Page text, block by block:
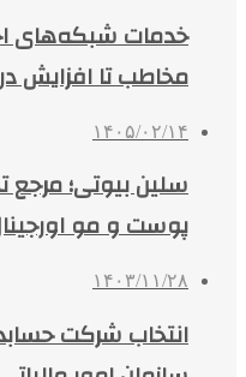
مخاطب تا افزایش
۱۴۰۵/۰۲/۱۴
سلین بیوتی؛
پوست و مو
۱۴۰۳/۱۱/۲۸
انتخاب شرکت